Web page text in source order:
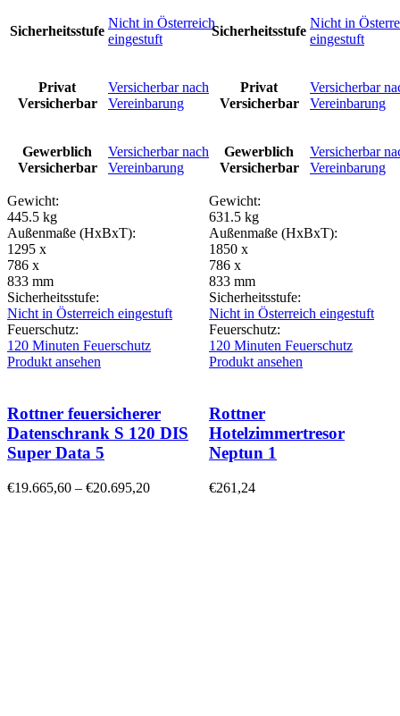
Sicherheitsstufe
Nicht in Österreich
eingestuft
Privat
Versicherbar
Versicherbar nach
Vereinbarung
Gewerblich
Versicherbar
Versicherbar nach
Vereinbarung
Gewicht:
445.5 kg
Außenmaße (HxBxT):
1295 x
786 x
833 mm
Sicherheitsstufe:
Nicht in Österreich eingestuft
Feuerschutz:
120 Minuten Feuerschutz
Produkt ansehen
Sicherheitsstufe
Nicht in
eingestuft
Privat
Versicherbar
Versicherbar
Vereinbarung
Gewerblich
Versicherbar
Versicherbar
Vereinbarung
Gewicht:
631.5 kg
Außenmaße (HxBxT):
1850 x
786 x
833 mm
Sicherheitsstufe:
Nicht in Österreich eingestuft
Feuerschutz:
120 Minuten Feuerschutz
Produkt ansehen
Rottner feuersicherer
Datenschrank S 120 DIS
Super Data 5
€19.665,60 – €20.695,20
Rottner
Hotelzimmertresor
Neptun 1
€261,24